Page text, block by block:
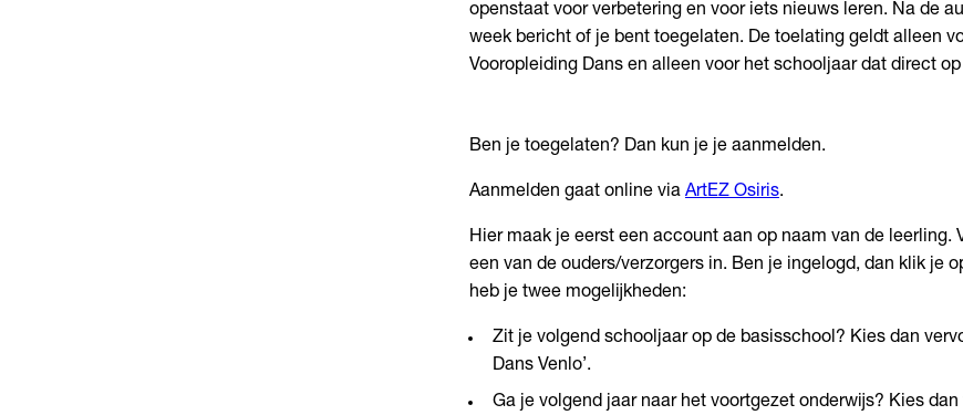
openstaat voor verbetering en voor iets nieuws leren. Na de
week bericht of je bent toegelaten. De toelating geldt alleen
Vooropleiding Dans en alleen voor het schooljaar dat direct
Ben je toegelaten? Dan kun je je aanmelden.
Aanmelden gaat online via ArtEZ Osiris.
Hier maak je eerst een account aan op naam van de leerling.
een van de ouders/verzorgers in. Ben je ingelogd, dan klik je
heb je twee mogelijkheden:
Zit je volgend schooljaar op de basisschool? Kies dan
Dans Venlo’.
Ga je volgend jaar naar het voortgezet onderwijs? Kies dan